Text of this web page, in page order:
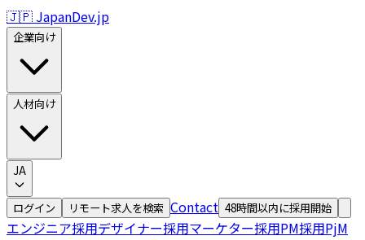
🇯🇵 JapanDev.jp
企業向け
人材向け
JA
ログイン リモート求人を検索 Contact 48時間以内に採用開始
エンジニア採用デザイナー採用マーケター採用PM採用PjM